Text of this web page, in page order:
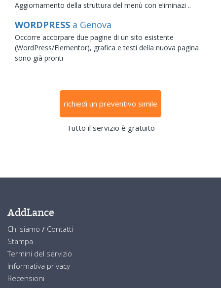
Aggiornamento della struttura del menù con eliminazi ..
WORDPRESS a Genova
Occorre accorpare due pagine di un sito esistente
(WordPress/Elementor), grafica e testi della nuova pagina
sono già pronti
richiedi un preventivo simile
Tutto il servizio è gratuito
AddLance
Chi siamo / Contatti
Stampa
Termini del servizio
Informativa privacy
Recensioni